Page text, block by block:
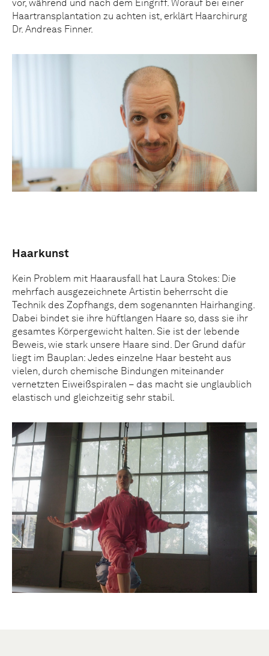
vor, während und nach dem Eingriff. Worauf bei einer
Haartransplantation zu achten ist, erklärt Haarchirurg
Dr. Andreas Finner.
Haarkunst
Kein Problem mit Haarausfall hat Laura Stokes: Die
mehrfach ausgezeichnete Artistin beherrscht die
Technik des Zopfhangs, dem sogenannten Hairhanging.
Dabei bindet sie ihre hüftlangen Haare so, dass sie ihr
gesamtes Körpergewicht halten. Sie ist der lebende
Beweis, wie stark unsere Haare sind. Der Grund dafür
liegt im Bauplan: Jedes einzelne Haar besteht aus
vielen, durch chemische Bindungen miteinander
vernetzten Eiweißspiralen – das macht sie unglaublich
elastisch und gleichzeitig sehr stabil.